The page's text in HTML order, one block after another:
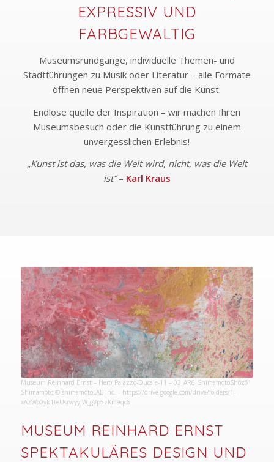
EXPRESSIV UND
FARBGEWALTIG
Museumsrundgänge, individuelle Themen- und
Stadtführungen zu Musik oder Literatur – alle Formate
öffnen neue Perspektiven auf die Kunst.
Endlose quelle der Inspiration – wir machen Ihren
Museumsbesuch oder die Kunstführung zu einem
unvergesslichen Erlebnis!
„Kunst ist das, was die Welt wird, nicht, was die Welt
ist“– Karl Kraus
Museum Reinhard Ernst – Hero_Palazzo-Ducale-11 – 03_AR6_ShimamotoShōzō
Shimamoto © shimamotoLAB Inc. – https://drive.google.com/drive/folders/1-
xAzWo0yk1teUsrwyyjW_gVp5zKm9qc6
MUSEUM REINHARD ERNST
SPEKTAKULÄRES DESIGN UND